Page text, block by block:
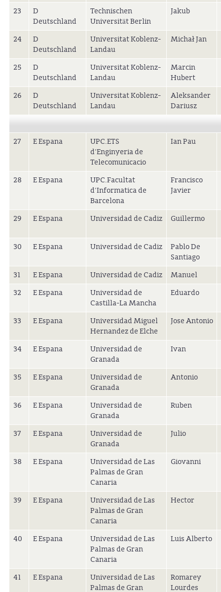
23
D
Deutschland
Technischen
Universität Berlin
Jakub
24
D
Deutschland
Universitat Koblenz-
Landau
Michał Jan
25
D
Deutschland
Universitat Koblenz-
Landau
Marcin
Hubert
26
D
Deutschland
Universitat Koblenz-
Landau
Aleksander
Dariusz
27 E Espana
UPC.ETS
d'Enginyeria de
Telecomunicacio
Ian Pau
28 E Espana
UPC.Facultat
d'Informatica de
Barcelona
Francisco
Javier
29 E Espana Universidad de Cadiz Guillermo
30
E Espana Universidad de Cadiz
Pablo De
Santiago
31 E Espana Universidad de Cadiz Manuel
32
E Espana
Universidad de
Castilla-La Mancha
Eduardo
33
E Espana
Universidad Miguel
Hernandez de Elche
Jose Antonio
34 E Espana
Universidad de
Granada
Ivan
35
E Espana
Universidad de
Granada
Antonio
36
E Espana
Universidad de
Granada
Ruben
37
E Espana
Universidad de
Granada
Julio
38
E Espana
Universidad de Las
Palmas de Gran
Canaria
Giovanni
39 E Espana
Universidad de Las
Palmas de Gran
Canaria
Hector
40 E Espana
Universidad de Las
Palmas de Gran
Canaria
Luis Alberto
41 E Espana
Universidad de Las
Palmas de Gran
Romarey
Lourdes